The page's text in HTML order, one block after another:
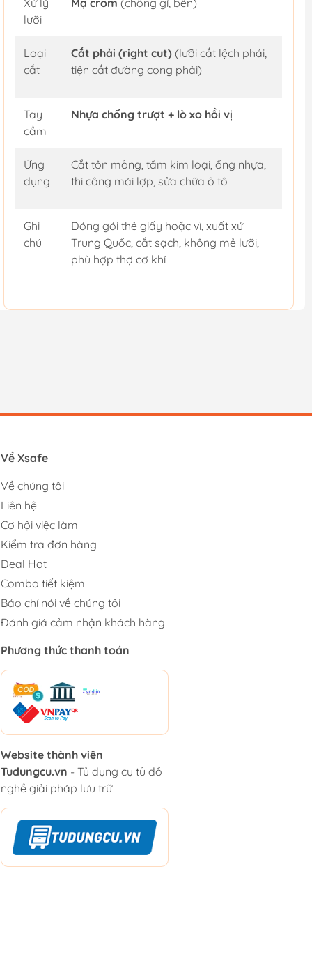
Xử lý
lưỡi
Mạ crom (chống gỉ, bền)
Loại
cắt
Cắt phải (right cut)(lưỡi cắt lệch phải,
tiện cắt đường cong phải)
Tay
cầm
Nhựa chống trượt + lò xo hồi vị
Ứng
dụng
Cắt tôn mỏng, tấm kim loại, ống nhựa,
thi công mái lợp, sửa chữa ô tô
Ghi
chú
Đóng gói thẻ giấy hoặc vỉ, xuất xứ
Trung Quốc, cắt sạch, không mẻ lưỡi,
phù hợp thợ cơ khí
Về Xsafe
Về chúng tôi
Liên hệ
Cơ hội việc làm
Kiểm tra đơn hàng
Deal Hot
Combo tiết kiệm
Báo chí nói về chúng tôi
Đánh giá cảm nhận khách hàng
Phương thức thanh toán
Website thành viên
Tudungcu.vn - Tủ dụng cụ tủ đồ
nghề giải pháp lưu trữ